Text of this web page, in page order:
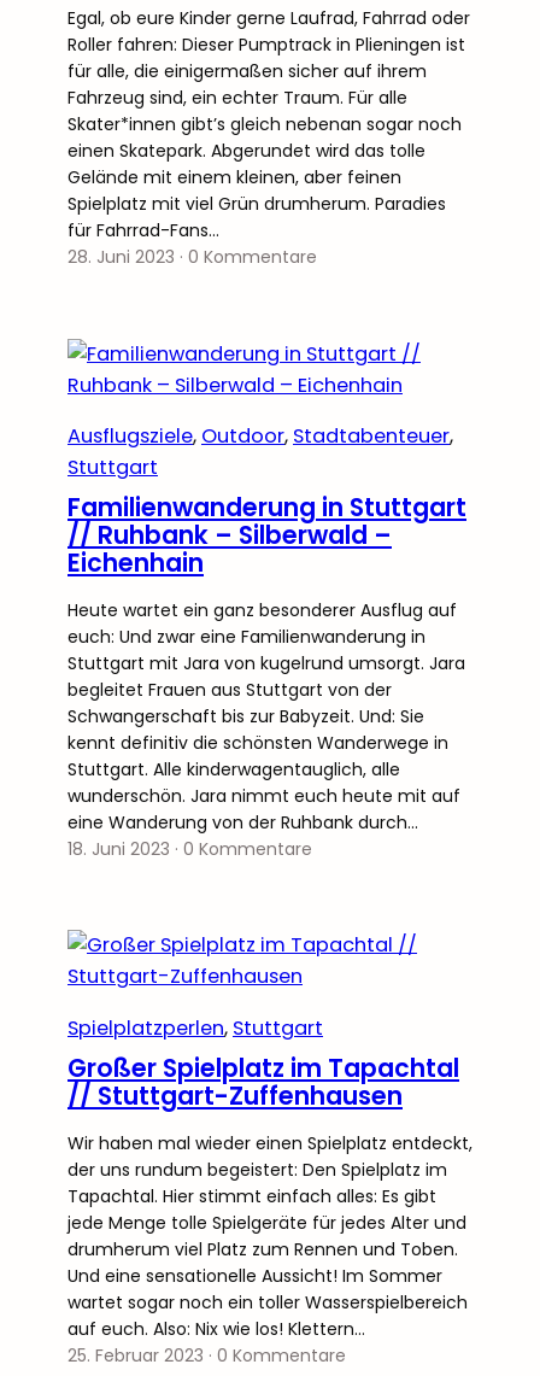
Egal, ob eure Kinder gerne Laufrad, Fahrrad oder
Roller fahren: Dieser Pumptrack in Plieningen ist
für alle, die einigermaßen sicher auf ihrem
Fahrzeug sind, ein echter Traum. Für alle
Skater*innen gibt’s gleich nebenan sogar noch
einen Skatepark. Abgerundet wird das tolle
Gelände mit einem kleinen, aber feinen
Spielplatz mit viel Grün drumherum. Paradies
für Fahrrad-Fans…
28. Juni 2023 · 0 Kommentare
Ausflugsziele, Outdoor, Stadtabenteuer
Stuttgart
Familienwanderung in Stuttgart
// Ruhbank – Silberwald –
Eichenhain
Heute wartet ein ganz besonderer Ausflug auf
euch: Und zwar eine Familienwanderung in
Stuttgart mit Jara von kugelrund umsorgt. Jara
begleitet Frauen aus Stuttgart von der
Schwangerschaft bis zur Babyzeit. Und: Sie
kennt definitiv die schönsten Wanderwege in
Stuttgart. Alle kinderwagentauglich, alle
wunderschön. Jara nimmt euch heute mit auf
eine Wanderung von der Ruhbank durch…
18. Juni 2023 · 0 Kommentare
Spielplatzperlen, Stuttgart
Großer Spielplatz im Tapachtal
// Stuttgart-Zuffenhausen
Wir haben mal wieder einen Spielplatz entdeckt,
der uns rundum begeistert: Den Spielplatz im
Tapachtal. Hier stimmt einfach alles: Es gibt
jede Menge tolle Spielgeräte für jedes Alter und
drumherum viel Platz zum Rennen und Toben.
Und eine sensationelle Aussicht! Im Sommer
wartet sogar noch ein toller Wasserspielbereich
auf euch. Also: Nix wie los! Klettern…
25. Februar 2023 · 0 Kommentare